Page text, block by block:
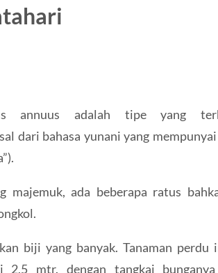
annuus adalah tipe yang
dari bahasa yunani yang
majemuk, ada beberapa ratus
biji yang banyak. Tanaman perdu
2,5 mtr. dengan tangkai